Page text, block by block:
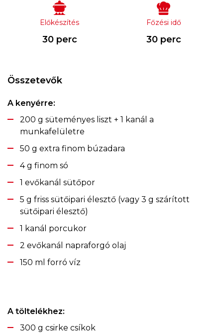
Előkészítés
30 perc
Főzési idő
30 perc
Összetevők
A kenyérre:
200 g süteményes liszt + 1 kanál a
munkafelületre
50 g extra finom búzadara
4 g finom só
1 evőkanál sütőpor
5 g friss sütőipari élesztő (vagy 3 g szárított
sütőipari élesztő)
1 kanál porcukor
2 evőkanál napraforgó olaj
150 ml forró víz
A töltelékhez:
300 g csirke csíkok